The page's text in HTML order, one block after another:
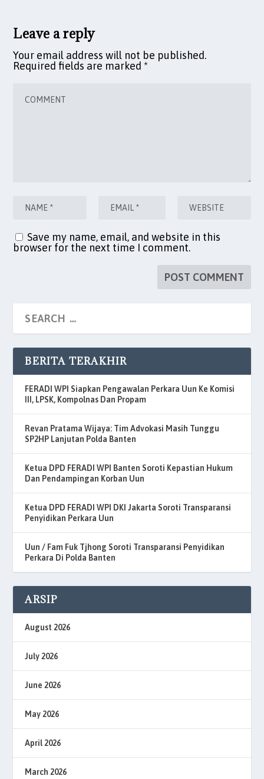
Leave a reply
Your email address will not be published.
Required fields are marked *
Save my name, email, and website in this
browser for the next time I comment.
BERITA TERAKHIR
FERADI WPI Siapkan Pengawalan Perkara Uun Ke Komisi
III, LPSK, Kompolnas Dan Propam
Revan Pratama Wijaya: Tim Advokasi Masih Tunggu
SP2HP Lanjutan Polda Banten
Ketua DPD FERADI WPI Banten Soroti Kepastian Hukum
Dan Pendampingan Korban Uun
Ketua DPD FERADI WPI DKI Jakarta Soroti Transparansi
Penyidikan Perkara Uun
Uun / Fam Fuk Tjhong Soroti Transparansi Penyidikan
Perkara Di Polda Banten
ARSIP
August 2026
July 2026
June 2026
May 2026
April 2026
March 2026